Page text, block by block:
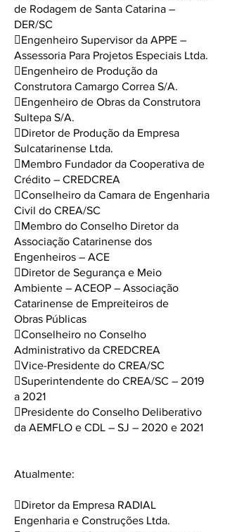
de Rodagem de Santa Catarina –
DER/SC
Engenheiro Supervisor da APPE –
Assessoria Para Projetos Especiais Ltda.
Engenheiro de Produção da
Construtora Camargo Correa S/A.
Engenheiro de Obras da Construtora
Sultepa S/A.
Diretor de Produção da Empresa
Sulcatarinense Ltda.
Membro Fundador da Cooperativa de
Crédito – CREDCREA
Conselheiro da Camara de Engenharia
Civil do CREA/SC
Membro do Conselho Diretor da
Associação Catarinense dos
Engenheiros – ACE
Diretor de Segurança e Meio
Ambiente – ACEOP – Associação
Catarinense de Empreiteiros de
Obras Públicas
Conselheiro no Conselho
Administrativo da CREDCREA
Vice-Presidente do CREA/SC
Superintendente do CREA/SC – 2019
a 2021
Presidente do Conselho Deliberativo
da AEMFLO e CDL – SJ – 2020 e 2021
Atualmente:
Diretor da Empresa RADIAL
Engenharia e Construções Ltda.